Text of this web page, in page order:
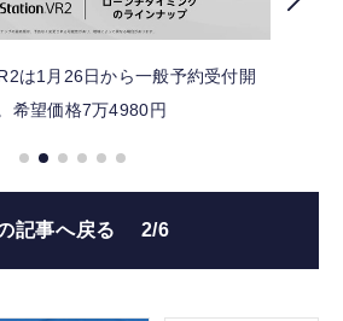
は1月26日から一般予約受付開
希望価格7万4980円
記事へ戻る 2/6